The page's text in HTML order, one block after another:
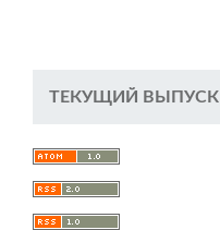
ТЕКУЩИЙ ВЫПУСК